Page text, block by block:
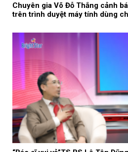
Chuyên gia Võ Đỗ Thắng cảnh
trên trình duyệt máy tính dùng